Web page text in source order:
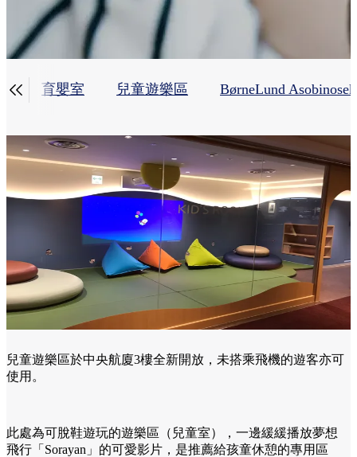
育嬰室 兒童遊樂區 BørneLund

兒童遊樂區於中央航廈3樓全新開放，未搭乘飛機的遊客亦可
使用。
此處為可脫鞋遊玩的遊樂區（兒童室），一邊緩緩播放夢想
飛行「Sorayan」的可愛影片，是推薦給孩童休憩的專用區